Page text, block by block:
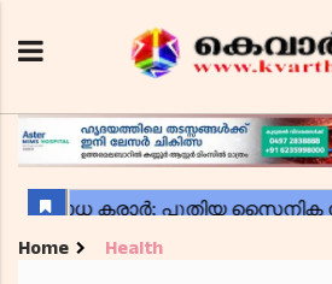
Home Health